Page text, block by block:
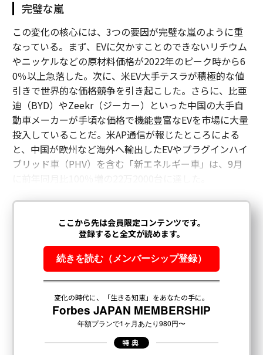
完璧な嵐
この変化の核心には、3つの要因が完璧な嵐のように重
なっている。まず、EVに欠かすことのできないリチウム
やニッケルなどの原材料価格が2022年のピーク時から6
0％以上急落した。次に、米EV大手テスラが積極的な値
引きで世界的な価格競争を引き起こした。さらに、比亜
迪（BYD）やZeekr（ジーカー）といった中国の大手自
動車メーカーが手頃な価格で機能豊富なEVを市場に大量
投入していることだ。米AP通信が報じたところによる
と、中国が欧州など海外へ輸出したEVやプラグインハイ
ブリッド車（PHV）を含む「新エネルギー車」は、9月